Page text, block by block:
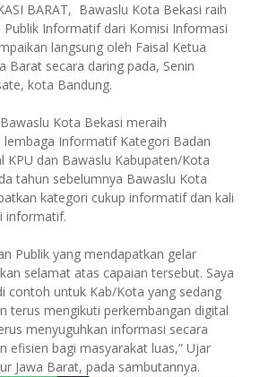
BARAT, Bawaslu Kota Bekasi raih
Publik Informatif dari Komisi Informasi
langsung oleh Faisal Ketua
Barat secara daring pada, Senin
kota Bandung.
Kota Bekasi meraih
lembaga Informatif Kategori Badan
KPU dan Bawaslu Kabupaten/Kota
tahun sebelumnya Bawaslu Kota
kategori cukup informatif dan kali
informatif.
Publik yang mendapatkan gelar
selamat atas capaian tersebut. Saya
contoh untuk Kab/Kota yang sedang
terus mengikuti perkembangan digital
menyuguhkan informasi secara
efisien bagi masyarakat luas,” Ujar
Jawa Barat, pada sambutannya.